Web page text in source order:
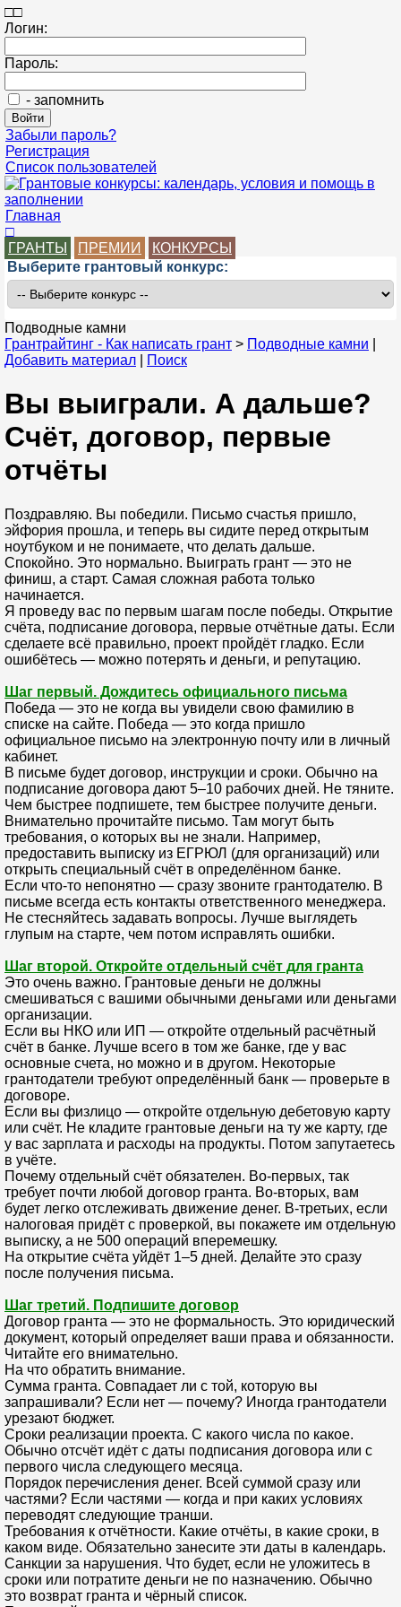
□□
Логин:
Пароль:
- запомнить
Забыли пароль?
Регистрация
Список пользователей
Главная
□
ГРАНТЫ
ПРЕМИИ
КОНКУРСЫ
Выберите грантовый конкурс:
Подводные камни
Грантрайтинг - Как написать грант > Подводные камни
Добавить материал
Поиск
Вы выиграли. А дальше?
Счёт, договор, первые
отчёты
Поздравляю. Вы победили. Письмо счастья пришло,
эйфория прошла, и теперь вы сидите перед открытым
ноутбуком и не понимаете, что делать дальше.
Спокойно. Это нормально. Выиграть грант — это не
финиш, а старт. Самая сложная работа только
начинается.
Я проведу вас по первым шагам после победы. Открытие
счёта, подписание договора, первые отчётные даты. Если
сделаете всё правильно, проект пройдёт гладко. Если
ошибётесь — можно потерять и деньги, и репутацию.
Шаг первый. Дождитесь официального письма
Победа — это не когда вы увидели свою фамилию в
списке на сайте. Победа — это когда пришло
официальное письмо на электронную почту или в личный
кабинет.
В письме будет договор, инструкции и сроки. Обычно на
подписание договора дают 5–10 рабочих дней. Не тяните.
Чем быстрее подпишете, тем быстрее получите деньги.
Внимательно прочитайте письмо. Там могут быть
требования, о которых вы не знали. Например,
предоставить выписку из ЕГРЮЛ (для организаций) или
открыть специальный счёт в определённом банке.
Если что-то непонятно — сразу звоните грантодателю. В
письме всегда есть контакты ответственного менеджера.
Не стесняйтесь задавать вопросы. Лучше выглядеть
глупым на старте, чем потом исправлять ошибки.
Шаг второй. Откройте отдельный счёт для гранта
Это очень важно. Грантовые деньги не должны
смешиваться с вашими обычными деньгами или деньгами
организации.
Если вы НКО или ИП — откройте отдельный расчётный
счёт в банке. Лучше всего в том же банке, где у вас
основные счета, но можно и в другом. Некоторые
грантодатели требуют определённый банк — проверьте в
договоре.
Если вы физлицо — откройте отдельную дебетовую карту
или счёт. Не кладите грантовые деньги на ту же карту, где
у вас зарплата и расходы на продукты. Потом запутаетесь
в учёте.
Почему отдельный счёт обязателен. Во-первых, так
требует почти любой договор гранта. Во-вторых, вам
будет легко отслеживать движение денег. В-третьих, если
налоговая придёт с проверкой, вы покажете им отдельную
выписку, а не 500 операций вперемешку.
На открытие счёта уйдёт 1–5 дней. Делайте это сразу
после получения письма.
Шаг третий. Подпишите договор
Договор гранта — это не формальность. Это юридический
документ, который определяет ваши права и обязанности.
Читайте его внимательно.
На что обратить внимание.
Сумма гранта. Совпадает ли с той, которую вы
запрашивали? Если нет — почему? Иногда грантодатели
урезают бюджет.
Сроки реализации проекта. С какого числа по какое.
Обычно отсчёт идёт с даты подписания договора или с
первого числа следующего месяца.
Порядок перечисления денег. Всей суммой сразу или
частями? Если частями — когда и при каких условиях
переводят следующие транши.
Требования к отчётности. Какие отчёты, в какие сроки, в
каком виде. Обязательно занесите эти даты в календарь.
Санкции за нарушения. Что будет, если не уложитесь в
сроки или потратите деньги не по назначению. Обычно
это возврат гранта и чёрный список.